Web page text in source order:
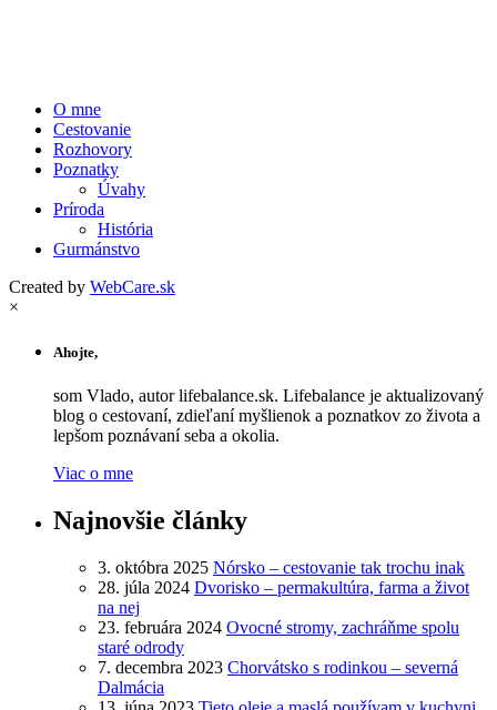
O mne
Cestovanie
Rozhovory
Poznatky
Úvahy
Príroda
História
Gurmánstvo
Created by WebCare.sk
×
Ahojte,
som Vlado, autor lifebalance.sk. Lifebalance je aktualizovaný
blog o cestovaní, zdieľaní myšlienok a poznatkov zo života a
lepšom poznávaní seba a okolia.
Viac o mne
Najnovšie články
3. októbra 2025 Nórsko – cestovanie tak trochu inak
28. júla 2024 Dvorisko – permakultúra, farma a život
na nej
23. februára 2024 Ovocné stromy, zachráňme spolu
staré odrody
7. decembra 2023 Chorvátsko s rodinkou – severná
Dalmácia